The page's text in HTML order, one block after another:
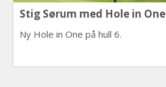
Stig Sørum med Hole in One
Ny Hole in One på hull 6.